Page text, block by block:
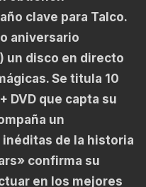
clave para Talco.
aniversario
un disco en directo
Se titula 10
DVD que capta su
un
de la historia
confirma su
en los mejores